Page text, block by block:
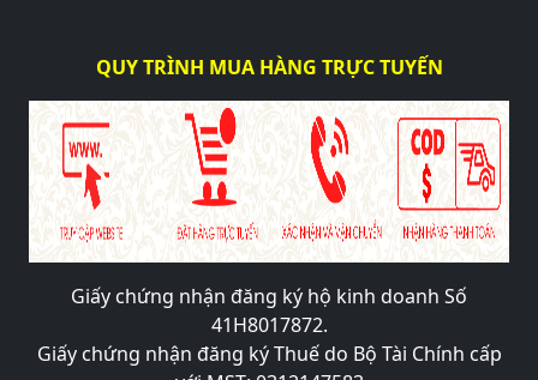
QUY TRÌNH MUA HÀNG TRỰC TUYẾN
Giấy chứng nhận đăng ký hộ kinh doanh Số
41H8017872.
Giấy chứng nhận đăng ký Thuế do Bộ Tài Chính cấp